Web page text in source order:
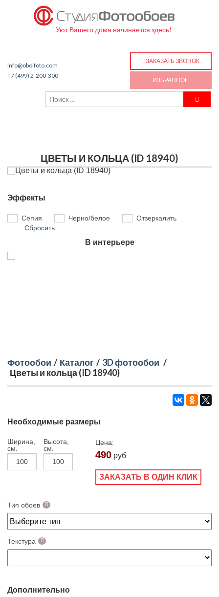
Уют Вашего дома начинается здесь!
info@oboifoto.com
+7 (499) 2-200-300
ЗАКАЗАТЬ ЗВОНОК
ИЗБРАННОЕ
ЦВЕТЫ И КОЛЬЦА (ID 18940)
Эффекты
Сепия Черно/белое
Отзеркалить
Сбросить
В интерьере
Фотообои / Каталог / 3D фотообои /
Цветы и кольца (ID 18940)
Необходимые размеры
Ширина,
см.
Высота,
см.
Цена:
490 руб
ЗАКАЗАТЬ В ОДИН КЛИК
Тип обоев
Текстура
Дополнительно